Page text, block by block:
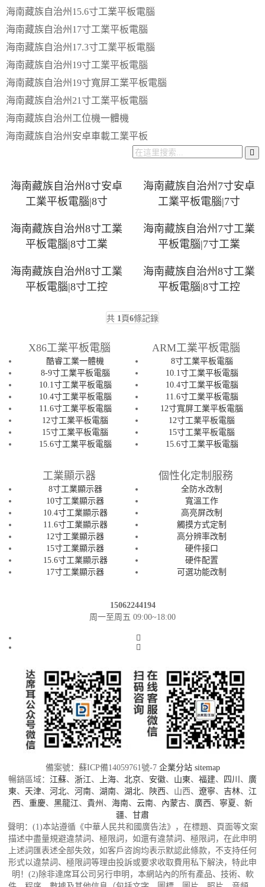
海南藏族自治州15.6寸工業平板電腦
海南藏族自治州17寸工業平板電腦
海南藏族自治州17.3寸工業平板電腦
海南藏族自治州19寸工業平板電腦
海南藏族自治州19寸寬屏工業平板電腦
海南藏族自治州21寸工業平板電腦
海南藏族自治州工位機一體機
海南藏族自治州安卓車載工業平板
海南藏族自治州8寸安卓
工業平板電腦|8寸
海南藏族自治州7寸安卓
工業平板電腦|7寸
海南藏族自治州8寸工業
平板電腦|8寸工業
海南藏族自治州7寸工業
平板電腦|7寸工業
海南藏族自治州8寸工業
平板電腦|8寸工控
海南藏族自治州8寸工業
平板電腦|8寸工控
共 1頁6條記錄
X86工業平板電腦
酷睿工業一體機
8-9寸工業平板電腦
10.1寸工業平板電腦
10.4寸工業平板電腦
11.6寸工業平板電腦
12寸工業平板電腦
15寸工業平板電腦
15.6寸工業平板電腦
ARM工業平板電腦
8寸工業平板電腦
10.1寸工業平板電腦
10.4寸工業平板電腦
11.6寸工業平板電腦
12寸寬屏工業平板電腦
12寸工業平板電腦
15寸工業平板電腦
15.6寸工業平板電腦
工業顯示器
8寸工業顯示器
10寸工業顯示器
10.4寸工業顯示器
11.6寸工業顯示器
12寸工業顯示器
15寸工業顯示器
15.6寸工業顯示器
17寸工業顯示器
個性化定制服務
全防水改制
寬溫工作
高亮屏改制
觸摸方式定制
高分辨率改制
硬件接口
硬件配置
可選功能改制
15062244194
周一至周五 09:00~18:00
備案號：蘇ICP備14059761號-7 企業分站 sitemap
暢銷區域： 江蘇、 浙江、 上海、 北京、 安徽、 山東、 福建、 四川 、 廣
東、 天津、 河北、 河南、 湖南、 湖北、 陜西、山西、 遼寧、 吉林、 江
西、 重慶、 黑龍江、 貴州 、 海南、 云南、 內蒙古、 廣西、 寧夏 、 新
疆、 甘肅
聲明：(1)本站遵循《中華人民共和國廣告法》，在標題、頁面等文案
描述中盡量規避違禁詞、極限詞，如還有違禁詞、極限詞，在此申明
上述詞匯表述全部失效，如客戶咨詢均表示默認此條款，不支持任何
形式以違禁詞、極限詞等理由投訴或要求收取費用私下解決，特此申
明！(2)除非達席耳公司另行申明，本網站內的所有產品、技術、軟